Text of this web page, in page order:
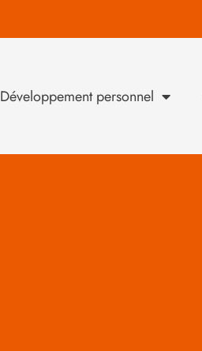
Développement personnel